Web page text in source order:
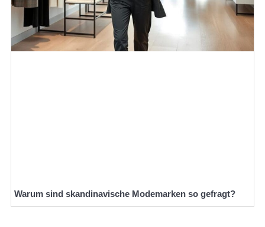
Warum sind skandinavische Modemarken so gefragt?